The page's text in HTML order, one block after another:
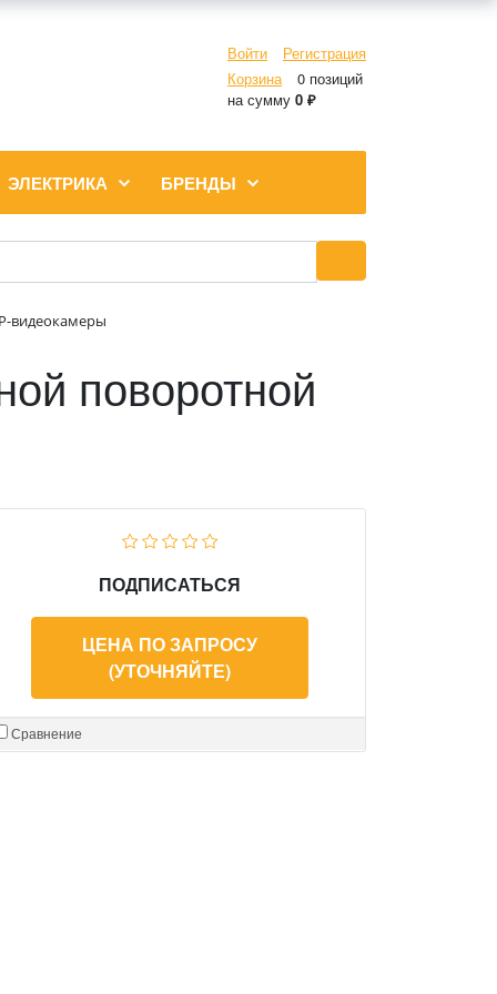
Войти
Регистрация
Корзина
0 позиций
на сумму 0 ₽
ЭЛЕКТРИКА БРЕНДЫ
видеокамеры
поворотной
ПОДПИСАТЬСЯ
ЦЕНА ПО ЗАПРОСУ
(УТОЧНЯЙТЕ)
Сравнение